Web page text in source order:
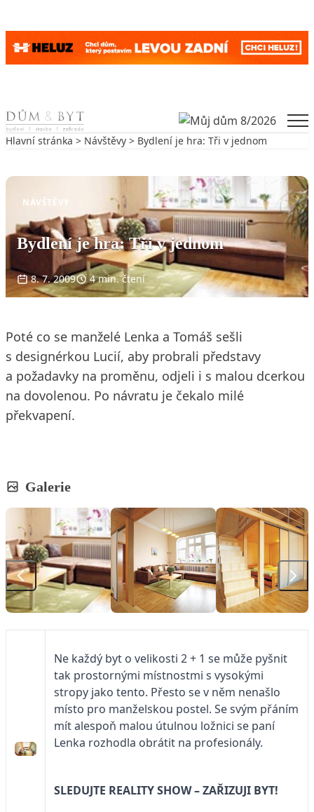
Skip to content
Hlavní stránka > Návštěvy > Bydlení je hra: Tři v jednom
NÁVŠTĚVY
Bydlení je hra: Tři v jednom
8. 7. 2009 4 min. čtení
Poté co se manželé Lenka a Tomáš sešli
s designérkou Lucií, aby probrali představy
a požadavky na proměnu, odjeli i s malou dcerkou
na dovolenou. Po návratu je čekalo milé
překvapení.
Galerie
Ne každý byt o velikosti 2 + 1 se může pyšnit
tak prostornými místnostmi s vysokými
stropy jako tento. Přesto se v něm nenašlo
místo pro manželskou postel. Se svým přáním
mít alespoň malou útulnou ložnici se paní
Lenka rozhodla obrátit na profesionály.
SLEDUJTE REALITY SHOW – ZAŘIZUJI BYT!